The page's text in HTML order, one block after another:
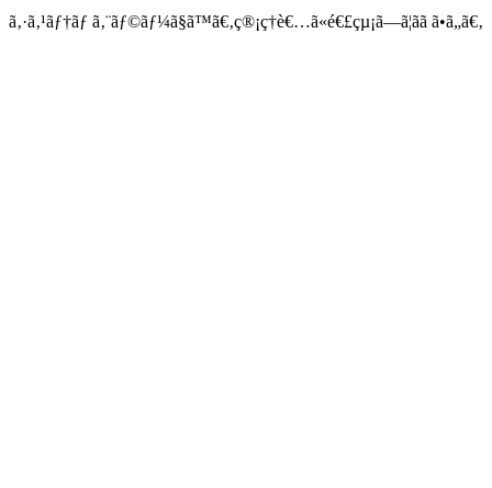
ã‚·ã‚¹ãƒ†ãƒ ã‚¨ãƒ©ãƒ¼ã§ã™ã€‚ç®¡ç†è€…ã«é€£çµ¡ã—ã¦ãã ã•ã„ã€‚